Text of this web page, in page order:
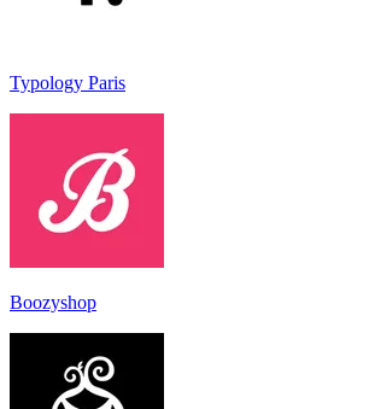
Typology Paris
Boozyshop